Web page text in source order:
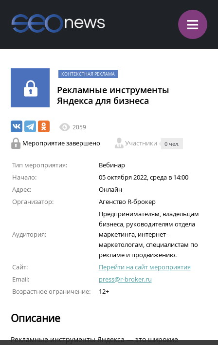
≡
КОНТЕКСТНАЯ РЕКЛАМА
Рекламные инструменты
Яндекса для бизнеса
2059
Мероприятие завершено Участники 0 чел.
Тип мероприятия:
Вебинар
Начало:
05 октября 2022, среда в 14:00
Адрес:
Онлайн
Организатор:
Агенство R-брокер
Аудитория:
Предпринимателям, владельцам
бизнеса, руководителям отдела
маркетинга, интернет-
маркетологам, специалистам по
рекламе и продвижению.
Сайт:
Перейти на сайт мероприятия
Email:
press@r-broker.ru
Возрастное ограничение:
12+
Описание
Рекламные инструменты Яндекса — это широкие